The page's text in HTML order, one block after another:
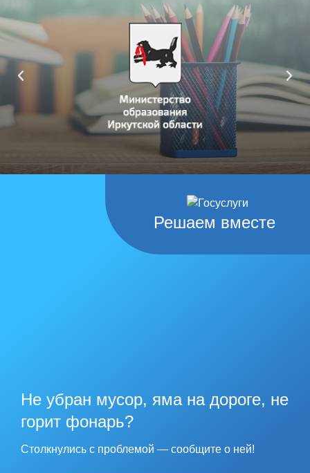
Решаем вместе
Не убран мусор, яма на дороге, не
горит фонарь?
Столкнулись с проблемой — сообщите о ней!